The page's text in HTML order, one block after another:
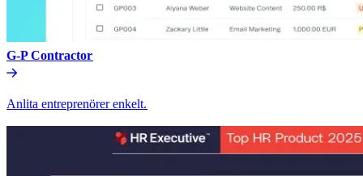
G-P Contractor​​
Anlita entreprenörer enkelt.​​